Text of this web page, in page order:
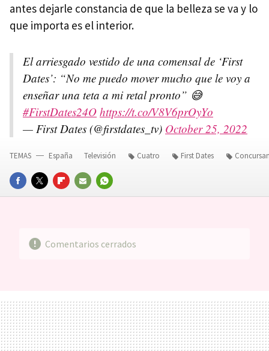
antes dejarle constancia de que la belleza se va y lo
que importa es el interior.
El arriesgado vestido de una comensal de ‘First
Dates’: “No me puedo mover mucho que le voy a
enseñar una teta a mi retal pronto” 😅
#FirstDates24O https://t.co/V8V6prOyYo
— First Dates (@firstdates_tv) October 25, 2022
FACEBOOKTWITTERFLIPBOARD
E-
WHATSAPP
TEMAS España Televisión Cuatro First Dates
Comentarios cerrados